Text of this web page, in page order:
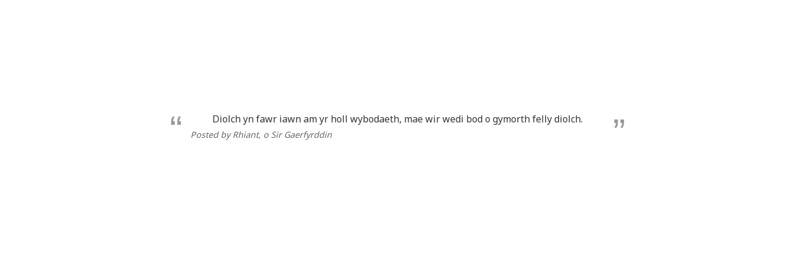
Diolch yn fawr iawn am yr holl wybodaeth, mae wir wedi bod o gymorth felly diolch.
Posted by Rhiant, o Sir Gaerfyrddin